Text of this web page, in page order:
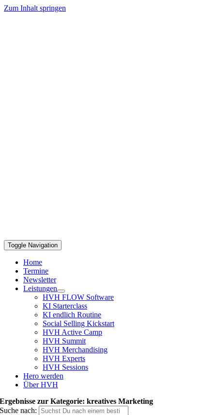
Zum Inhalt springen
Toggle Navigation
Home
Termine
Newsletter
Leistungen
HVH FLOW Software
KI Starterclass
KI endlich Routine
Social Selling Kickstart
HVH Active Camp
HVH Summit
HVH Merchandising
HVH Experts
HVH Sessions
Hero werden
Über HVH
Ergebnisse zur Kategorie: kreatives Marketing
Suche nach: